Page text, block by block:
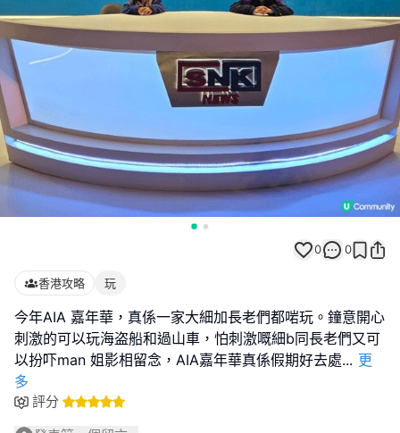
0 0
香港攻略 玩
今年AIA 嘉年華，真係一家大細加長老們都啱玩。鐘意開心
刺激的可以玩海盗船和過山車，怕刺激嘅細b同長老們又可
以扮吓man 姐影相留念，AIA嘉年華真係假期好去處... 更
多
評分